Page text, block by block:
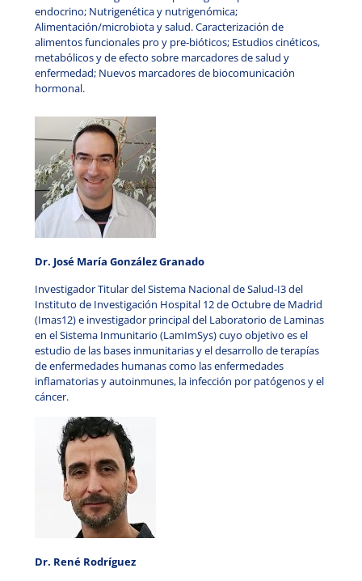
endocrino; Nutrigenética y nutrigenómica;
Alimentación/microbiota y salud. Caracterización de
alimentos funcionales pro y pre-bióticos; Estudios cinéticos,
metabólicos y de efecto sobre marcadores de salud y
enfermedad; Nuevos marcadores de biocomunicación
hormonal.
Dr. José María González Granado
Investigador Titular del Sistema Nacional de Salud-I3 del
Instituto de Investigación Hospital 12 de Octubre de Madrid
(Imas12) e investigador principal del Laboratorio de Laminas
en el Sistema Inmunitario (LamImSys) cuyo objetivo es el
estudio de las bases inmunitarias y el desarrollo de terapías
de enfermedades humanas como las enfermedades
inflamatorias y autoinmunes, la infección por patógenos y el
cáncer.
Dr. René Rodríguez